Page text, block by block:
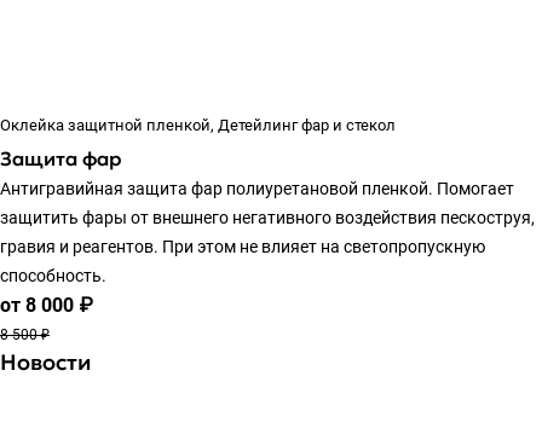
Оклейка защитной пленкой, Детейлинг фар и стекол
Защита фар
Антигравийная защита фар полиуретановой пленкой. Помогает
защитить фары от внешнего негативного воздействия пескоструя,
гравия и реагентов. При этом не влияет на светопропускную
способность.
от 8 000 ₽
8 500 ₽
Новости